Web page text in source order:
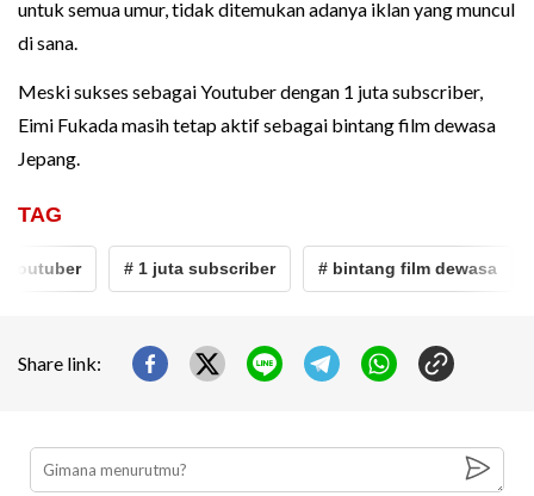
untuk semua umur, tidak ditemukan adanya iklan yang muncul
di sana.
Meski sukses sebagai Youtuber dengan 1 juta subscriber,
Eimi Fukada masih tetap aktif sebagai bintang film dewasa
Jepang.
TAG
# 1 juta subscriber # bintang film dewasa
Share link: